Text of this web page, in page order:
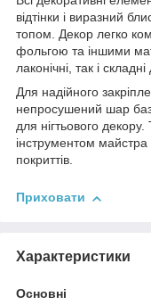
відтінки і виразний
топом. Декор легко
фольгою та іншими
лаконічні, так і
Для надійного
непросушений шар
для нігтьового
інструментом
покриттів.
Приховати
Характеристики
Основні